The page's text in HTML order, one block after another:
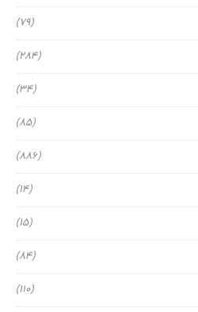
(79)
(284)
(34)
(85)
(886)
(14)
(15)
(84)
(110)